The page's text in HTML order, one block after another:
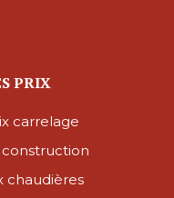
PRIX
carrelage
construction
chaudières